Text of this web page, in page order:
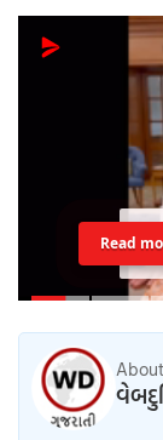
Read